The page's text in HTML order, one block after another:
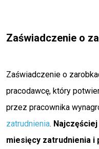
Zaświadczenie o
Zaświadczenie o
pracodawcę, który
przez pracownika
zatrudnienia.
miesięcy zatrudnienia i